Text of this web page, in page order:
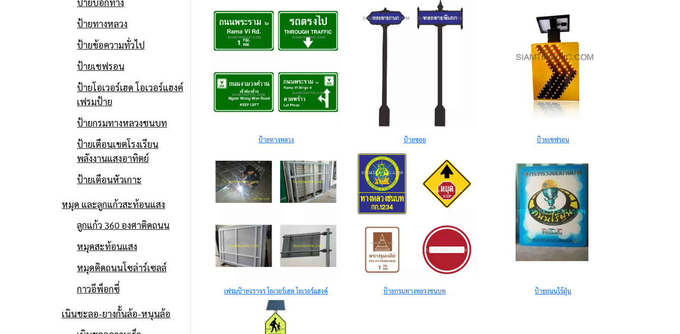
ป้ายทางหลวง
ป้ายข้อความทั่วไป
ป้ายเชฟรอน
ป้ายโอเวอร์เฮด โอเวอร์แฮงค์
เฟรมป้าย
ป้ายกรมทางหลวงชนบท
ป้ายเตือนเขตโรงเรียน
พลังงานแสงอาทิตย์
ป้ายเตือนหัวเกาะ
หมุด และลูกแก้วสะท้อนแสง
ลูกแก้ว 360 องศาติดถนน
หมุดสะท้อนแสง
หมุดติดถนนโซล่าร์เซลล์
กาวอีพ็อกซี่
เนินชะลอ-ยางกั้นล้อ-หนุนล้อ
ป้ายทางหลวง ป้ายซอย ป้ายเชฟรอน
เฟรมป้ายจราจร โอเวอร์เฮด โอเวอร์แฮงค์ ป้ายกรมทางหลวงชนบท ป้ายถนนไร้ฝุ่น